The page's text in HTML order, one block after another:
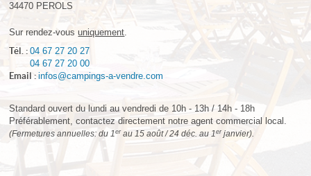
34470 PEROLS
Sur rendez-vousuniquement.
Tél. :04 67 27 20 27
04 67 27 20 00
Email :infos@campings-a-vendre.com
Standard ouvert du lundi au vendredi de 10h - 13h / 14h - 18h
Préférablement, contactez directement notre agent commercial local.
(Fermetures annuelles: du 1erau 15 août / 24 déc. au 1erjanvier).